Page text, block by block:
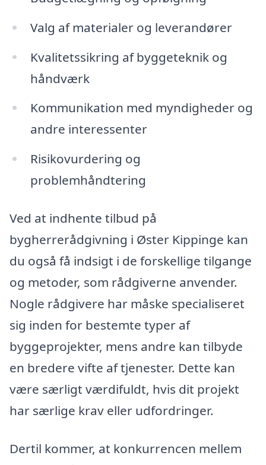
Valg af materialer og leverandører
Kvalitetssikring af byggeteknik og
håndværk
Kommunikation med myndigheder og
andre interessenter
Risikovurdering og
problemhåndtering
Ved at indhente tilbud på
bygherrerådgivning i Øster Kippinge kan
du også få indsigt i de forskellige tilgange
og metoder, som rådgiverne anvender.
Nogle rådgivere har måske specialiseret
sig inden for bestemte typer af
byggeprojekter, mens andre kan tilbyde
en bredere vifte af tjenester. Dette kan
være særligt værdifuldt, hvis dit projekt
har særlige krav eller udfordringer.
Dertil kommer, at konkurrencen mellem